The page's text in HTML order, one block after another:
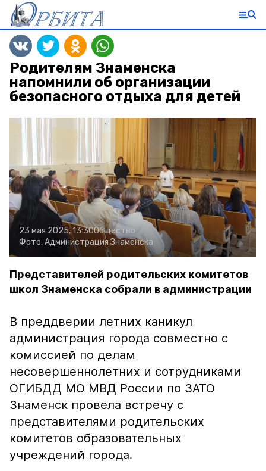
Родителям Знаменска
напомнили об организации
безопасного отдыха для детей
23 мая 2025, 13:30Общество
Фото: Администрация Знаменска
Представителей родительских комитетов
школ Знаменска собрали в администрации
В преддверии летних каникул
администрация города совместно с
комиссией по делам
несовершеннолетних и сотрудниками
ОГИБДД МО МВД России по ЗАТО
Знаменск провела встречу с
представителями родительских
комитетов образовательных
учреждений города.